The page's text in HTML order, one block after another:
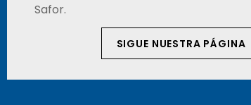
Safor.
SIGUE NUESTRA PÁGINA